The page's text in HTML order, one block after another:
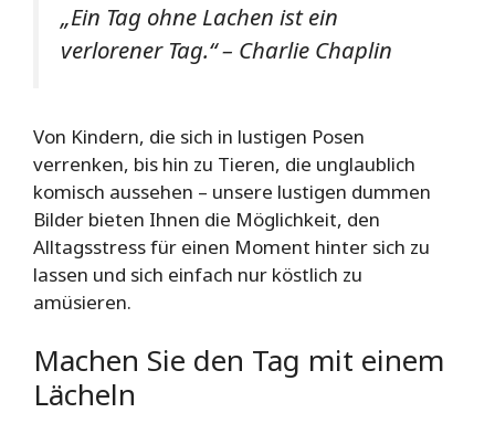
„Ein Tag ohne Lachen ist ein
verlorener Tag.“ – Charlie Chaplin
Von Kindern, die sich in lustigen Posen
verrenken, bis hin zu Tieren, die unglaublich
komisch aussehen – unsere lustigen dummen
Bilder bieten Ihnen die Möglichkeit, den
Alltagsstress für einen Moment hinter sich zu
lassen und sich einfach nur köstlich zu
amüsieren.
Machen Sie den Tag mit einem
Lächeln